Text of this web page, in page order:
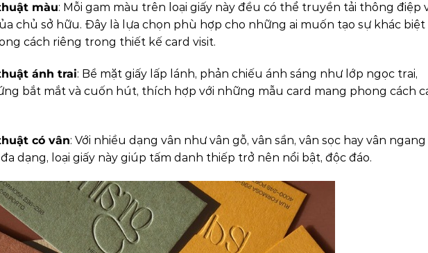
màu: Mỗi gam màu trên loại giấy này đều có thể truyền tải thông điệp
chủ sở hữu. Đây là lựa chọn phù hợp cho những ai muốn tạo sự khác biệt
cách riêng trong thiết kế card visit.
ánh trai: Bề mặt giấy lấp lánh, phản chiếu ánh sáng như lớp ngọc trai,
bắt mắt và cuốn hút, thích hợp với những mẫu card mang phong cách
có vân: Với nhiều dạng vân như vân gỗ, vân sần, vân sọc hay vân ngang
dạng, loại giấy này giúp tấm danh thiếp trở nên nổi bật, độc đáo.